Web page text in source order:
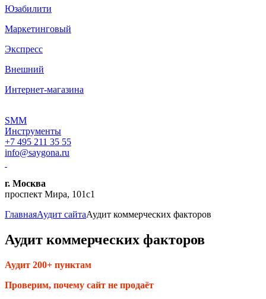
Юзабилити
Маркетинговый
Экспресс
Внешний
Интернет-магазина
SMM
Инструменты
+7 495 211 35 55
info@saygona.ru
г. Москва
проспект Мира, 101с1
ГлавнаяАудит сайтаАудит коммерческих факторов
Аудит коммерческих факторов
Аудит 200+ пунктам
Проверим, почему сайт не продаёт